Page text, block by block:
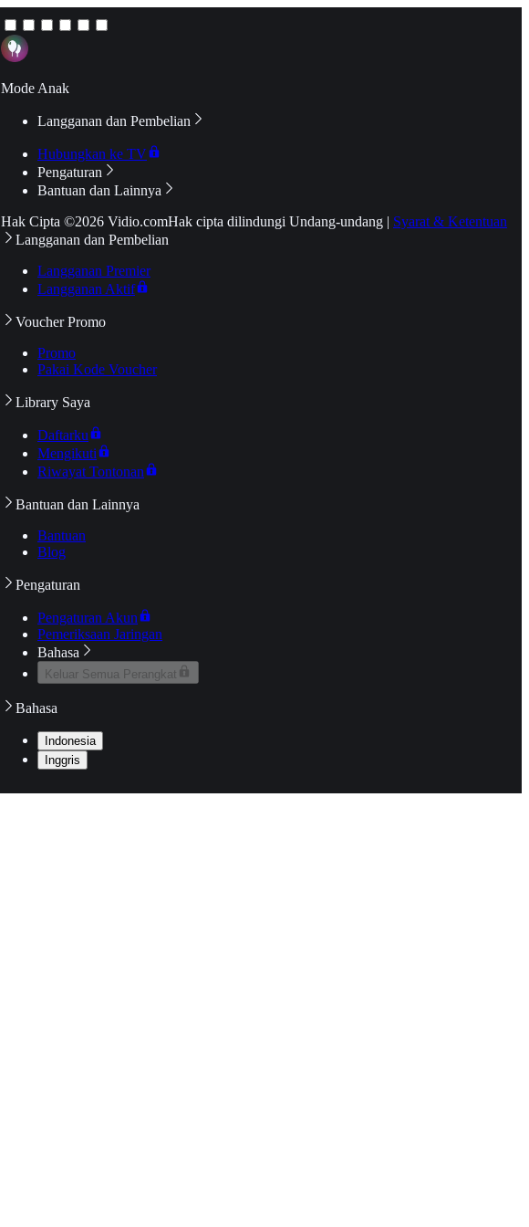
Mode Anak
Langganan dan Pembelian
Hubungkan ke TV
Pengaturan
Bantuan dan Lainnya
Hak Cipta ©2026 Vidio.comHak cipta dilindungi Undang-undang | Syarat & Ketentuan
Langganan dan Pembelian
Langganan Premier
Langganan Aktif
Voucher Promo
Promo
Pakai Kode Voucher
Library Saya
Daftarku
Mengikuti
Riwayat Tontonan
Bantuan dan Lainnya
Bantuan
Blog
Pengaturan
Pengaturan Akun
Pemeriksaan Jaringan
Bahasa
Keluar Semua Perangkat
Bahasa
Indonesia
Inggris